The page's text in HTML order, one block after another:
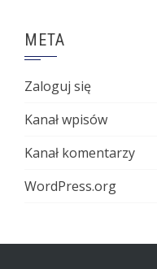
META
Zaloguj się
Kanał wpisów
Kanał komentarzy
WordPress.org